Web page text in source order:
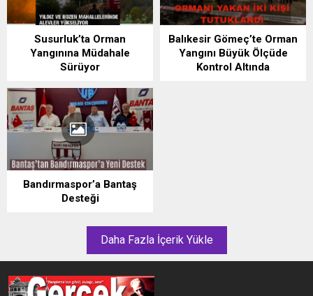
Susurluk’ta Orman
Yangınına Müdahale
Sürüyor
Balıkesir Gömeç’te Orman
Yangını Büyük Ölçüde
Kontrol Altında
Bandırmaspor’a Bantaş
Desteği
Daha Fazla İçerik Yükle